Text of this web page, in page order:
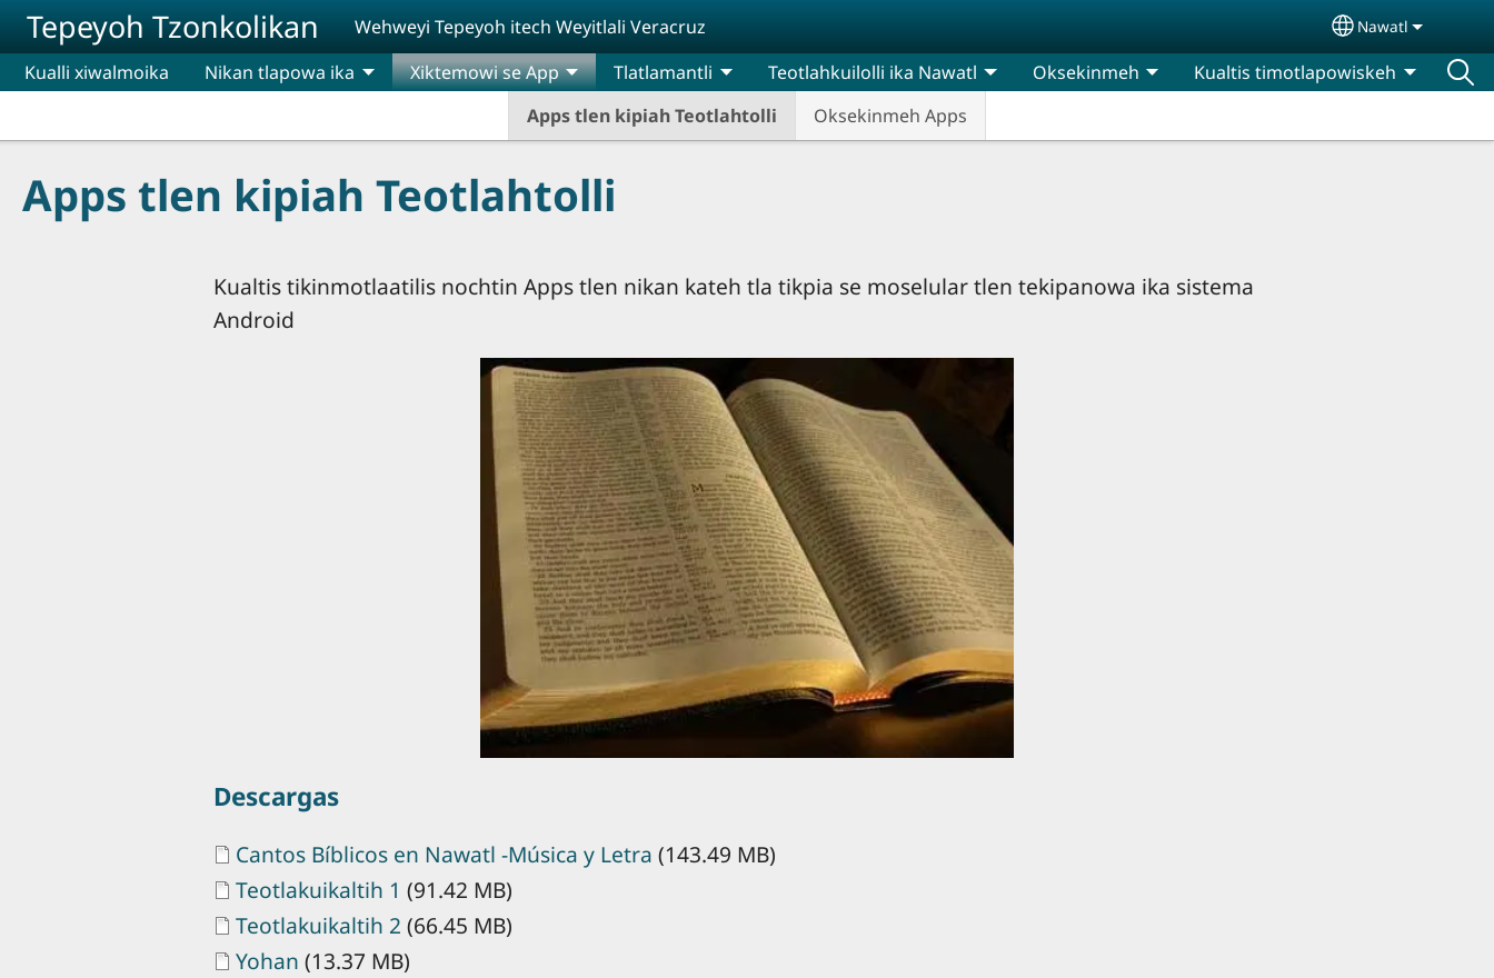
Pasar al contenido principal
Tepeyoh Tzonkolikan Wehweyi Tepeyoh itech Weyitlali Veracruz Select your
Nawatl
Kualli xiwalmoika Nikan tlapowa ika
Xiktemowi se App
Apps tlen kipiah Teotlahtolli
Oksekinmeh Apps
Tlatlamantli Teotlahkuilolli ika Nawatl Oksekinmeh Kualtis timotlapowiskeh
Apps tlen kipiah Teotlahtolli
Kualtis tikinmotlaatilis nochtin Apps tlen nikan kateh tla tikpia se moselular tlen tekipanowa ika sistema
Android
Descargas
Document
Cantos Bíblicos en Nawatl -Música y Letra (143.49 MB)
Document
Teotlakuikaltih 1 (91.42 MB)
Document
Teotlakuikaltih 2 (66.45 MB)
Document
Yohan (13.37 MB)